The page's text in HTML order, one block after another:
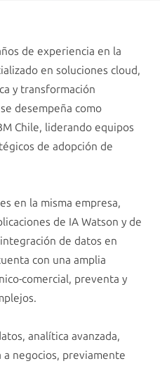
de experiencia en la
en soluciones cloud,
y transformación
desempeña como
Chile, liderando equipos
de adopción de
en la misma empresa,
de IA Watson y de
de datos en
con una amplia
comercial, preventa y
analítica avanzada,
a negocios, previamente